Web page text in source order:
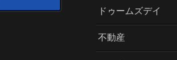
ドゥームズデイ
不動産